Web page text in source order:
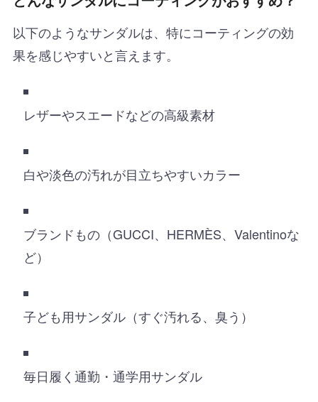
以下のようなサンダルは、特にコーティングの効
果を感じやすいと言えます。
レザーやスエードなどの高級素材
白や淡色の汚れが目立ちやすいカラー
ブランドもの（GUCCI、HERMÈS、Valentinoな
ど）
子ども用サンダル（すぐ汚れる、臭う）
毎日履く通勤・通学用サンダル